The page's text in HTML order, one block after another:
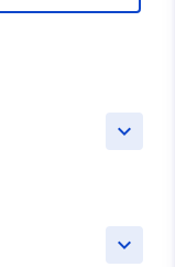
keyboard_arrow_down
keyboard_arrow_down